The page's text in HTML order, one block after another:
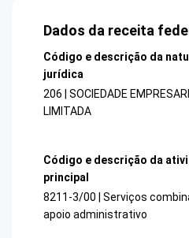
Dados da receita
Código e descrição da
jurídica
206 | SOCIEDADE
LIMITADA
Código e descrição da
principal
8211-3/00 | Serviços
apoio administrativo